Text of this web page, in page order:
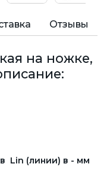
Отзывы
на ножке,
Lin (линии) в - мм